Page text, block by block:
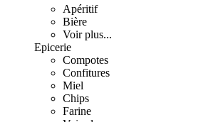
Apéritif
Bière
Voir plus...
Epicerie
Compotes
Confitures
Miel
Chips
Farine